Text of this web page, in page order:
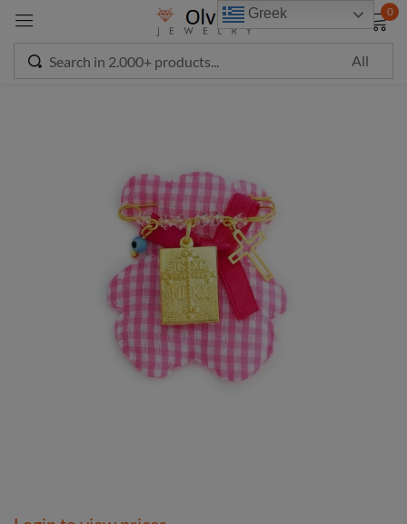
0
Greek
Sign in
Remember me Lost password?
LOG IN
CREATE AN ACCOUNT
modal-check